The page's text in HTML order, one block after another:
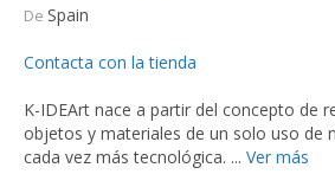
De Spain
Contacta con la tienda
K-IDEArt nace a partir del concepto de
objetos y materiales de un solo uso de
cada vez más tecnológica. ... Ver más